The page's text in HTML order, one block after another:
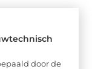
door de